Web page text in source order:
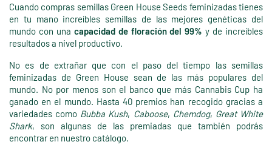
Cuando compras semillas Green House Seeds feminizadas tienes
en tu mano increíbles semillas de las mejores genéticas del
mundo con una capacidad de floración del 99% y de increíbles
resultados a nivel productivo.
No es de extrañar que con el paso del tiempo las semillas
feminizadas de Green House sean de las más populares del
mundo. No por menos son el banco que más Cannabis Cup ha
ganado en el mundo. Hasta 40 premios han recogido gracias a
variedades como Bubba Kush, Caboose, Chemdog, Great White
Shark, son algunas de las premiadas que también podrás
encontrar en nuestro catálogo.